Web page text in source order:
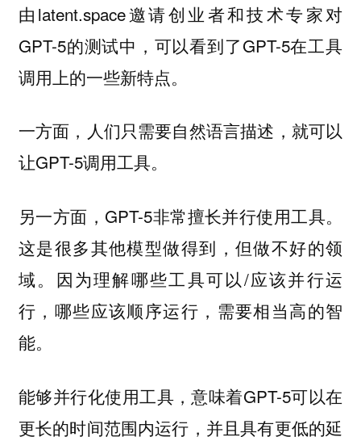
由latent.space邀请创业者和技术专家对
GPT-5的测试中，可以看到了GPT-5在工具
调用上的一些新特点。
一方面，人们只需要自然语言描述，就可以
让GPT-5调用工具。
另一方面，GPT-5非常擅长并行使用工具。
这是很多其他模型做得到，但做不好的领
域。因为理解哪些工具可以/应该并行运
行，哪些应该顺序运行，需要相当高的智
能。
能够并行化使用工具，意味着GPT-5可以在
更长的时间范围内运行，并且具有更低的延